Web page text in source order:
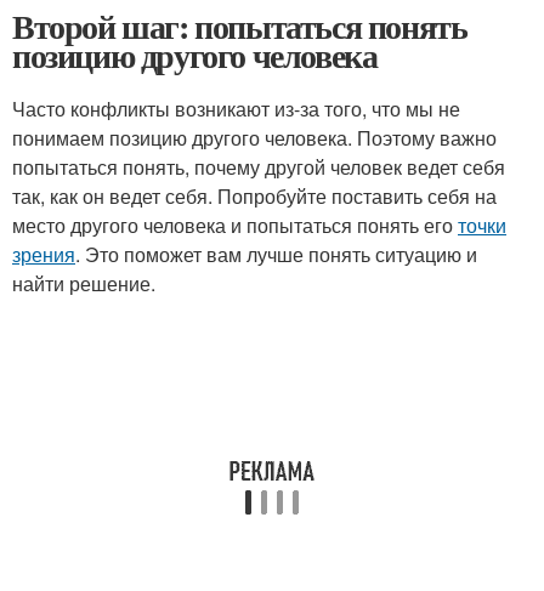
Второй шаг: попытаться понять
позицию другого человека
Часто конфликты возникают из-за того, что мы не
понимаем позицию другого человека. Поэтому важно
попытаться понять, почему другой человек ведет себя
так, как он ведет себя. Попробуйте поставить себя на
место другого человека и попытаться понять еготочки
зрения. Это поможет вам лучше понять ситуацию и
найти решение.